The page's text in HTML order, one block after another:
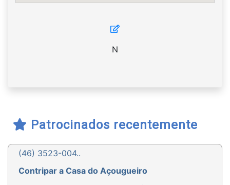
N
Patrocinados recentemente
(46) 3523-004..
Contripar a Casa do Açougueiro